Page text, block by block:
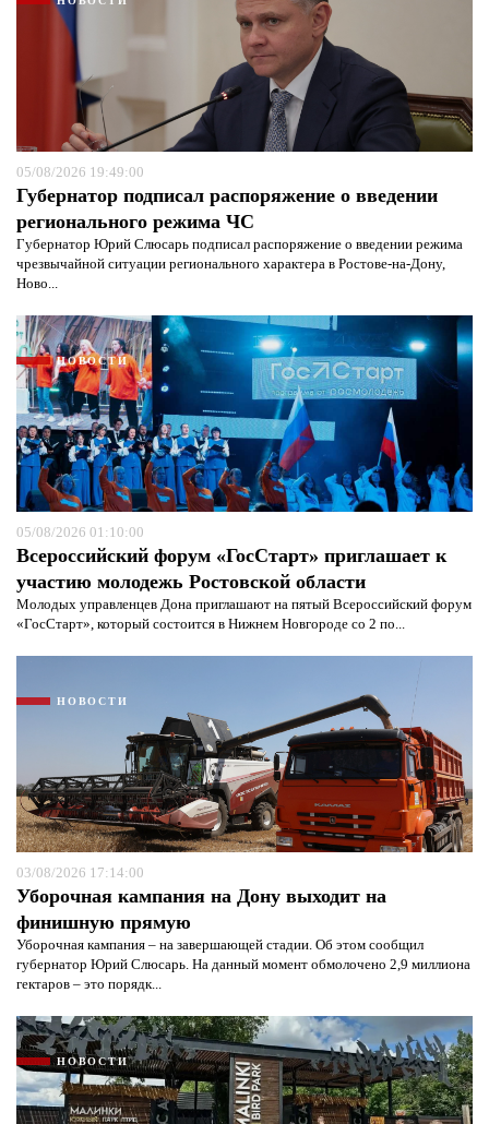
05/08/2026 19:49:00
Губернатор подписал распоряжение о введении
регионального режима ЧС
Губернатор Юрий Слюсарь подписал распоряжение о введении режима
чрезвычайной ситуации регионального характера в Ростове-на-Дону,
Ново...
НОВОСТИ
05/08/2026 01:10:00
Всероссийский форум «ГосСтарт» приглашает к
участию молодежь Ростовской области
Молодых управленцев Дона приглашают на пятый Всероссийский форум
«ГосСтарт», который состоится в Нижнем Новгороде со 2 по...
НОВОСТИ
03/08/2026 17:14:00
Уборочная кампания на Дону выходит на
финишную прямую
Уборочная кампания – на завершающей стадии. Об этом сообщил
губернатор Юрий Слюсарь. На данный момент обмолочено 2,9 миллиона
гектаров – это порядк...
НОВОСТИ
политикой конфиденциальности и
защиты информации*
Я согласен сполитикой конфиденциальности и
защиты информации*